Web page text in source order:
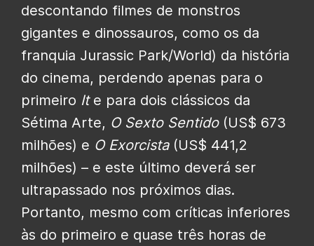
descontando filmes de monstros
gigantes e dinossauros, como os da
franquia Jurassic Park/World) da história
do cinema, perdendo apenas para o
primeiro Ite para dois clássicos da
Sétima Arte, O Sexto Sentido (US$ 673
milhões) e O Exorcista (US$ 441,2
milhões) – e este último deverá ser
ultrapassado nos próximos dias.
Portanto, mesmo com críticas inferiores
às do primeiro e quase três horas de